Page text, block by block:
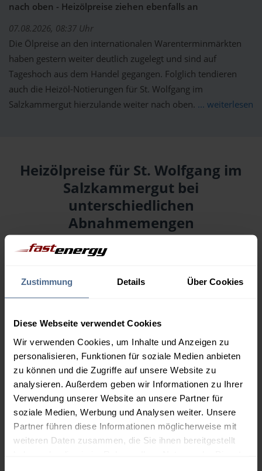
Zustimmung Details Über Cookies
Diese Webseite verwendet Cookies
Wir verwenden Cookies, um Inhalte und Anzeigen zu
personalisieren, Funktionen für soziale Medien anbieten
zu können und die Zugriffe auf unsere Website zu
analysieren. Außerdem geben wir Informationen zu Ihrer
Verwendung unserer Website an unsere Partner für
soziale Medien, Werbung und Analysen weiter. Unsere
Partner führen diese Informationen möglicherweise mit
weiteren Daten zusammen, die Sie ihnen bereitgestellt
nach oben - Heizölpreise ziehen ebenfalls an
07.08.2026, 08:37 Uhr
Die Ölpreise an den internationalen Warenterminmärkten
haben gestern weiter deutlich zugelegt und sind auf
Tageshoch aus dem Handel gegangen. Folglich tendieren
auch die Heizöl-Notierungen für St. Wolfgang im
Salzkammergut hierzulande weiter nach oben. ... weiterlesen
Heizölpreise für St. Wolfgang im
Salzkammergut bei
unterschiedlichen
Abnahmemengen
154,92 €
3.000 Liter
153,04 €
153,04 €
150,96 €
Preise für Heizöl in Standardqualität nach Ö-Norm C 1109 in € / 100